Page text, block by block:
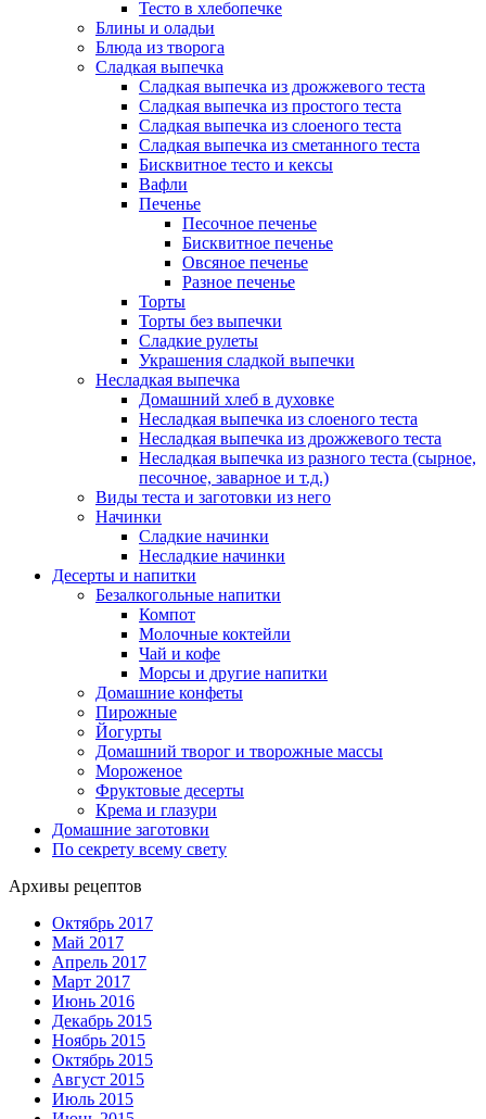
Тесто в хлебопечке
Блины и оладьи
Блюда из творога
Сладкая выпечка
Сладкая выпечка из дрожжевого теста
Сладкая выпечка из простого теста
Сладкая выпечка из слоеного теста
Сладкая выпечка из сметанного теста
Бисквитное тесто и кексы
Вафли
Печенье
Песочное печенье
Бисквитное печенье
Овсяное печенье
Разное печенье
Торты
Торты без выпечки
Сладкие рулеты
Украшения сладкой выпечки
Несладкая выпечка
Домашний хлеб в духовке
Несладкая выпечка из слоеного теста
Несладкая выпечка из дрожжевого теста
Несладкая выпечка из разного теста (сырное,
песочное, заварное и т.д.)
Виды теста и заготовки из него
Начинки
Сладкие начинки
Несладкие начинки
Десерты и напитки
Безалкогольные напитки
Компот
Молочные коктейли
Чай и кофе
Морсы и другие напитки
Домашние конфеты
Пирожные
Йогурты
Домашний творог и творожные массы
Мороженое
Фруктовые десерты
Крема и глазури
Домашние заготовки
По секрету всему свету
Архивы рецептов
Октябрь 2017
Май 2017
Апрель 2017
Март 2017
Июнь 2016
Декабрь 2015
Ноябрь 2015
Октябрь 2015
Август 2015
Июль 2015